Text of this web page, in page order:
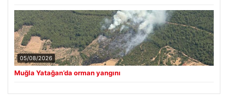
05/08/2026
Muğla Yatağan’da orman yangını